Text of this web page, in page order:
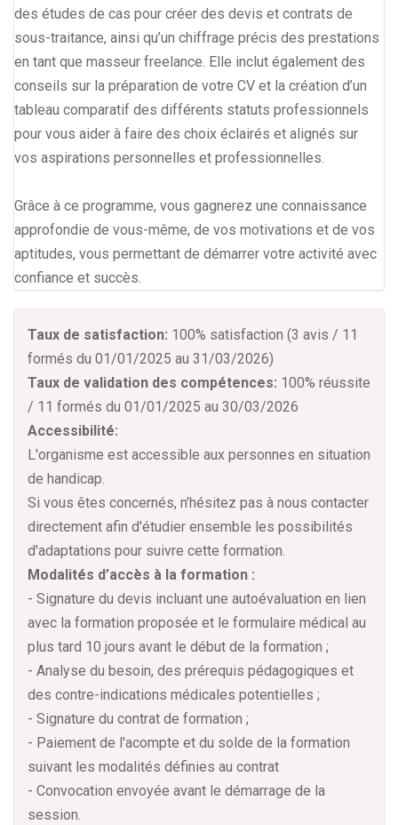
des études de cas pour créer des devis et contrats de
sous-traitance, ainsi qu’un chiffrage précis des prestations
en tant que masseur freelance. Elle inclut également des
conseils sur la préparation de votre CV et la création d’un
tableau comparatif des différents statuts professionnels
pour vous aider à faire des choix éclairés et alignés sur
vos aspirations personnelles et professionnelles.
Grâce à ce programme, vous gagnerez une connaissance
approfondie de vous-même, de vos motivations et de vos
aptitudes, vous permettant de démarrer votre activité avec
confiance et succès.
Taux de satisfaction: 100% satisfaction (3 avis / 11
formés du 01/01/2025 au 31/03/2026)
Taux de validation des compétences: 100% réussite
/ 11 formés du 01/01/2025 au 30/03/2026
Accessibilité:
L'organisme est accessible aux personnes en situation
de handicap.
Si vous êtes concernés, n'hésitez pas à nous contacter
directement afin d'étudier ensemble les possibilités
d'adaptations pour suivre cette formation.
Modalités d’accès à la formation :
- Signature du devis incluant une autoévaluation en lien
avec la formation proposée et le formulaire médical au
plus tard 10 jours avant le début de la formation ;
- Analyse du besoin, des prérequis pédagogiques et
des contre-indications médicales potentielles ;
- Signature du contrat de formation ;
- Paiement de l'acompte et du solde de la formation
suivant les modalités définies au contrat
- Convocation envoyée avant le démarrage de la
session.